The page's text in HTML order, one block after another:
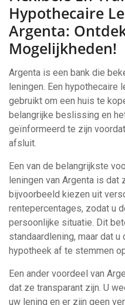
Hypothecaire
Argenta:
Mogelijkheden!
Argenta is een bank die
leningen. Een hypothecaire
gebruikt om een huis te
belangrijke beslissing en
geïnformeerd te zijn
afsluit.
Een van de belangrijkste
leningen van Argenta is dat
bijvoorbeeld kiezen uit
rentepercentages, zodat u
persoonlijke situatie. Dit
standaardlening, maar dat
hypotheek af te stemmen
Een ander voordeel van
dat ze transparant zijn. U
uw lening en er zijn geen